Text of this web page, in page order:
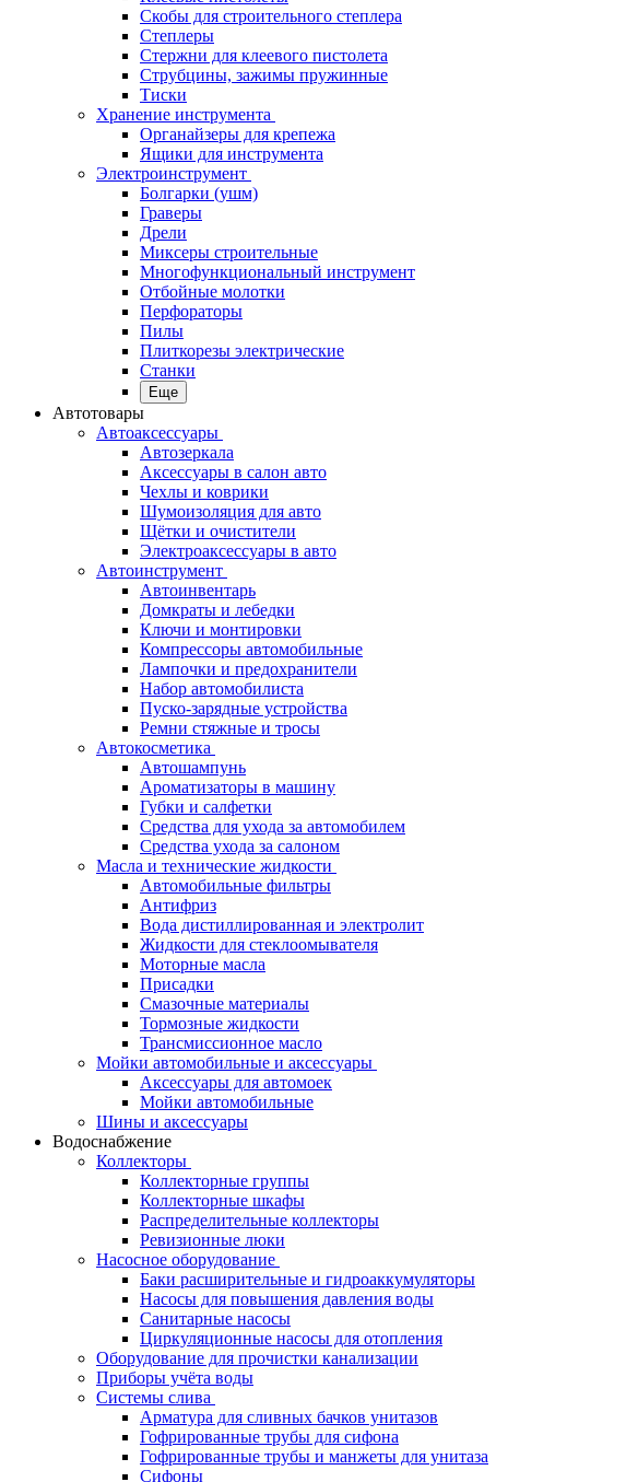
Скобы для строительного степлера
Степлеры
Стержни для клеевого пистолета
Струбцины, зажимы пружинные
Тиски
Хранение инструмента
Органайзеры для крепежа
Ящики для инструмента
Электроинструмент
Болгарки (ушм)
Граверы
Дрели
Миксеры строительные
Многофункциональный инструмент
Отбойные молотки
Перфораторы
Пилы
Плиткорезы электрические
Станки
Еще
Автотовары
Автоаксессуары
Автозеркала
Аксессуары в салон авто
Чехлы и коврики
Шумоизоляция для авто
Щётки и очистители
Электроаксессуары в авто
Автоинструмент
Автоинвентарь
Домкраты и лебедки
Ключи и монтировки
Компрессоры автомобильные
Лампочки и предохранители
Набор автомобилиста
Пуско-зарядные устройства
Ремни стяжные и тросы
Автокосметика
Автошампунь
Ароматизаторы в машину
Губки и салфетки
Средства для ухода за автомобилем
Средства ухода за салоном
Масла и технические жидкости
Автомобильные фильтры
Антифриз
Вода дистиллированная и электролит
Жидкости для стеклоомывателя
Моторные масла
Присадки
Смазочные материалы
Тормозные жидкости
Трансмиссионное масло
Мойки автомобильные и аксессуары
Аксессуары для автомоек
Мойки автомобильные
Шины и аксессуары
Водоснабжение
Коллекторы
Коллекторные группы
Коллекторные шкафы
Распределительные коллекторы
Ревизионные люки
Насосное оборудование
Баки расширительные и гидроаккумуляторы
Насосы для повышения давления воды
Санитарные насосы
Циркуляционные насосы для отопления
Оборудование для прочистки канализации
Приборы учёта воды
Системы слива
Арматура для сливных бачков унитазов
Гофрированные трубы для сифона
Гофрированные трубы и манжеты для унитаза
Сифоны